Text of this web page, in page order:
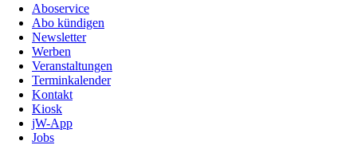
Aboservice
Abo kündigen
Newsletter
Werben
Veranstaltungen
Terminkalender
Kontakt
Kiosk
jW-App
Jobs